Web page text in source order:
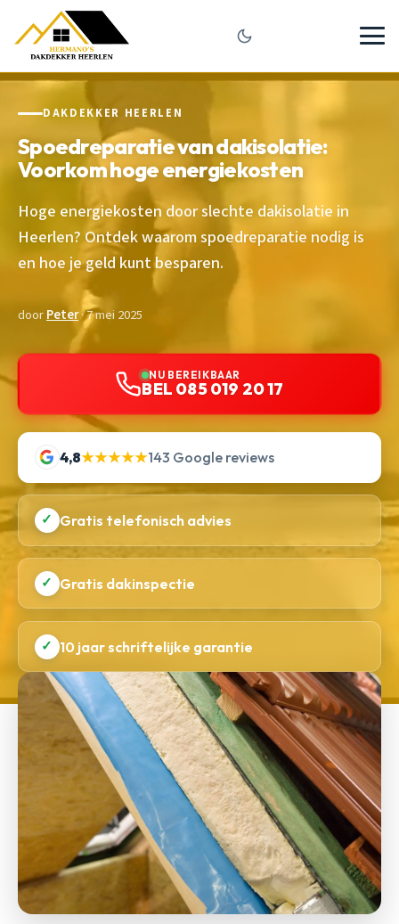
DAKDEKKER HEERLEN
Spoedreparatie van dakisolatie:
Voorkom hoge energiekosten
Hoge energiekosten door slechte dakisolatie in
Heerlen? Ontdek waarom spoedreparatie nodig is
en hoe je geld kunt besparen.
doorPeter· 7 mei 2025
NU BEREIKBAAR
BEL 085 019 20 17
4,8★★★★★143 Google reviews
✓ Gratis telefonisch advies
✓ Gratis dakinspectie
✓ 10 jaar schriftelijke garantie